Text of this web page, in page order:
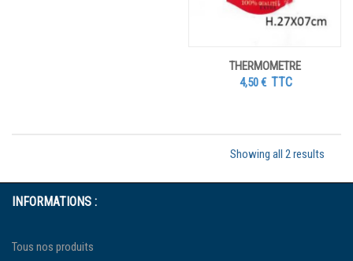
THERMOMETRE
4,50€ TTC
Showing all 2 results
INFORMATIONS :
Tous nos produits